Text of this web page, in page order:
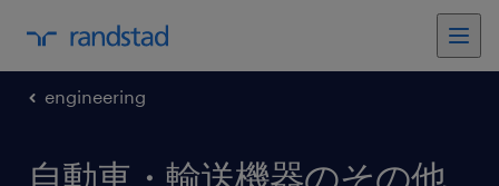
engineering
自動車・輸送機器のその他